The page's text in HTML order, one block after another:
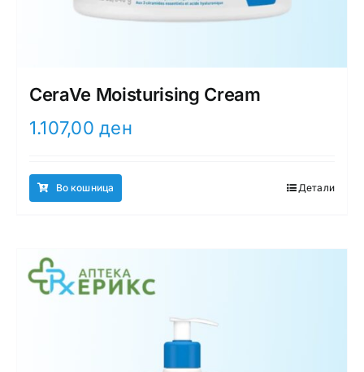
CeraVe Moisturising Cream
1.107,00ден
Во кошница Детали